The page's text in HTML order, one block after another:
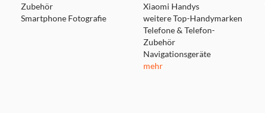
Zubehör
Smartphone Fotografie
Xiaomi Handys
weitere Top-Handymarken
Telefone & Telefon-
Zubehör
Navigationsgeräte
mehr